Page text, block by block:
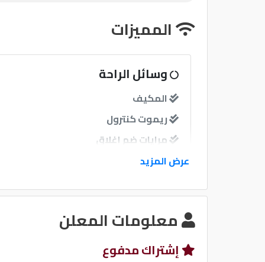
المميزات
وسائل الراحة
المكيف
ريموت كنترول
مرايات ضم إغلاق
فرش جلد
نوافذ
نوافذ كهربائية امامية
نوافذ كهربائية خلفية
عرض المزيد
معلومات المعلن
إشتراك مدفوع